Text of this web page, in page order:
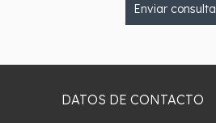
Enviar consulta
DATOS DE CONTACTO